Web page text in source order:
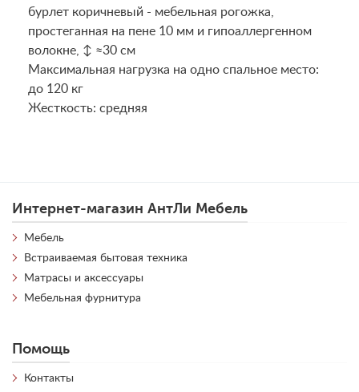
бурлет коричневый - мебельная рогожка,
простеганная на пене 10 мм и гипоаллергенном
волокне, ↕ ≈30 см
Maксимальная нагрузка на одно спальное место:
до 120 кг
Жесткость: средняя
Интернет-магазин АнтЛи Мебель
Мебель
Встраиваемая бытовая техника
Матрасы и аксессуары
Мебельная фурнитура
Помощь
Контакты